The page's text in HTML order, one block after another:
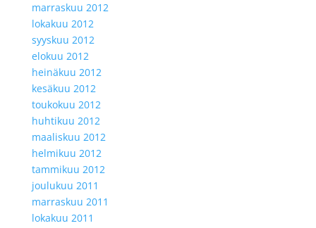
marraskuu 2012
lokakuu 2012
syyskuu 2012
elokuu 2012
heinäkuu 2012
kesäkuu 2012
toukokuu 2012
huhtikuu 2012
maaliskuu 2012
helmikuu 2012
tammikuu 2012
joulukuu 2011
marraskuu 2011
lokakuu 2011